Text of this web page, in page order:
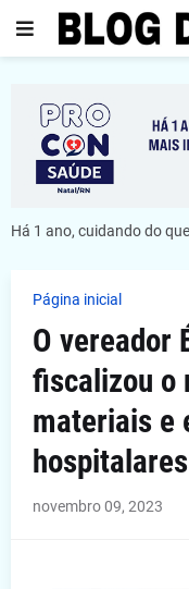
Há 1 ano, cuidando do
Página inicial
O vereador
fiscalizou o
materiais e
hospitalares
novembro 09, 2023